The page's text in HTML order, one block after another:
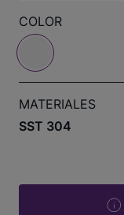
COLOR
MATERIALES
SST 304